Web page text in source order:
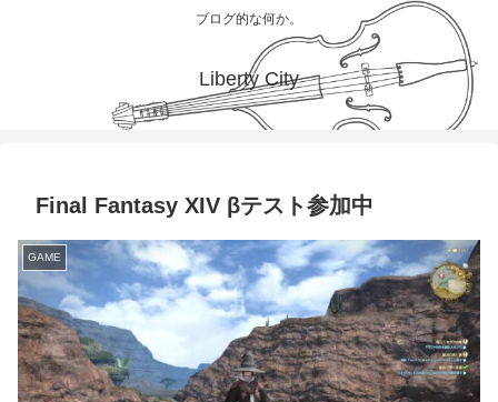
ブログ的な何か。
Liberty City
Final Fantasy XIV βテスト参加中
GAME